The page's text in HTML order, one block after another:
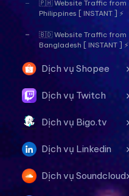
🇵🇭 Website Traffic from
Philippines [ INSTANT ] ⚡
🇧🇩 Website Traffic from
Bangladesh [ INSTANT ] ⚡
Dịch vụ Shopee
Dịch vụ Twitch
Dịch vụ Bigo.tv
Dịch vụ Linkedin
Dịch vụ Soundcloud